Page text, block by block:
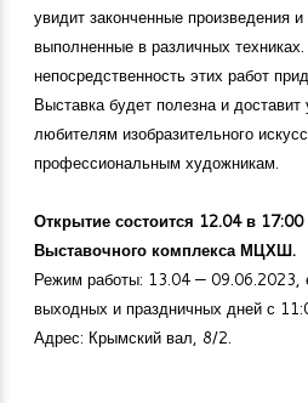
увидит законченные произведения
выполненные в различных
непосредственность этих работ
Выставка будет полезна и доставит
любителям изобразительного
профессиональным художникам.
Открытие состоится 12.04 в
Выставочного комплекса МЦХШ.
Режим работы: 13.04 — 09.06.2023,
выходных и праздничных дней с
Адрес: Крымский вал, 8/2.